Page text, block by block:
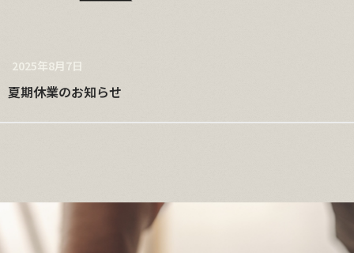
2025年8月7日
夏期休業のお知らせ